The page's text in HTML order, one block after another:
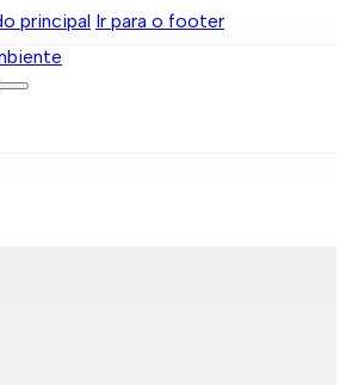
principal Ir para o footer